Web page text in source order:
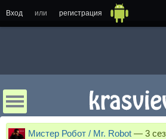
Вход или регистрация
Мистер Робот / Mr. Robot — 3